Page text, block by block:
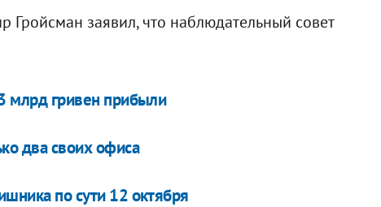
Гройсман заявил, что наблюдательный совет
млрд гривен прибыли
два своих офиса
по сути 12 октября